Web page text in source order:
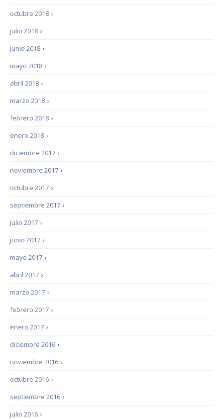
›
octubre 2018
›
julio 2018
›
junio 2018
›
mayo 2018
›
abril 2018
›
marzo 2018
›
febrero 2018
›
enero 2018
›
diciembre 2017
›
noviembre 2017
›
octubre 2017
›
septiembre 2017
›
julio 2017
›
junio 2017
›
mayo 2017
›
abril 2017
›
marzo 2017
›
febrero 2017
›
enero 2017
›
diciembre 2016
›
noviembre 2016
›
octubre 2016
›
septiembre 2016
›
julio 2016